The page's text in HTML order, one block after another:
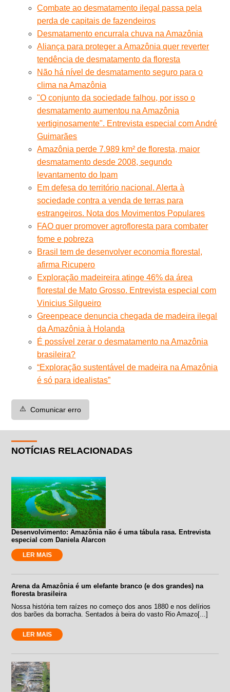
Combate ao desmatamento ilegal passa pela
perda de capitais de fazendeiros
Desmatamento encurrala chuva na Amazônia
Aliança para proteger a Amazônia quer reverter
tendência de desmatamento da floresta
Não há nível de desmatamento seguro para o
clima na Amazônia
"O conjunto da sociedade falhou, por isso o
desmatamento aumentou na Amazônia
vertiginosamente". Entrevista especial com André
Guimarães
Amazônia perde 7.989 km² de floresta, maior
desmatamento desde 2008, segundo
levantamento do Ipam
Em defesa do território nacional. Alerta à
sociedade contra a venda de terras para
estrangeiros. Nota dos Movimentos Populares
FAO quer promover agrofloresta para combater
fome e pobreza
Brasil tem de desenvolver economia florestal,
afirma Ricupero
Exploração madeireira atinge 46% da área
florestal de Mato Grosso. Entrevista especial com
Vinicius Silgueiro
Greenpeace denuncia chegada de madeira ilegal
da Amazônia à Holanda
É possível zerar o desmatamento na Amazônia
brasileira?
“Exploração sustentável de madeira na Amazônia
é só para idealistas”
⚠️ Comunicar erro
NOTÍCIAS RELACIONADAS
Desenvolvimento: Amazônia não é uma tábula rasa. Entrevista
especial com Daniela Alarcon
LER MAIS
Arena da Amazônia é um elefante branco (e dos grandes) na
floresta brasileira
Nossa história tem raízes no começo dos anos 1880 e nos delírios
dos barões da borracha. Sentados à beira do vasto Rio Amazo[...]
LER MAIS